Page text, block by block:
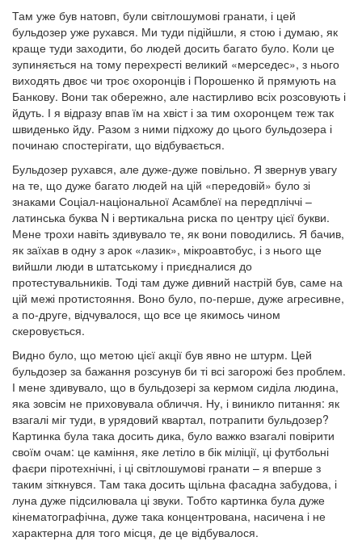
Там уже був натовп, були світлошумові гранати, і цей
бульдозер уже рухався. Ми туди підійшли, я стою і думаю, як
краще туди заходити, бо людей досить багато було. Коли це
зупиняється на тому перехресті великий «мерседес», з нього
виходять двоє чи троє охоронців і Порошенко й прямують на
Банкову. Вони так обережно, але настирливо всіх розсовують і
йдуть. І я відразу впав їм на хвіст і за тим охоронцем теж так
швиденько йду. Разом з ними підхожу до цього бульдозера і
починаю спостерігати, що відбувається.
Бульдозер рухався, але дуже-дуже повільно. Я звернув увагу
на те, що дуже багато людей на цій «передовій» було зі
знаками Соціал-національної Асамблеї на передпліччі –
латинська буква N і вертикальна риска по центру цієї букви.
Мене трохи навіть здивувало те, як вони поводились. Я бачив,
як заїхав в одну з арок «лазик», мікроавтобус, і з нього ще
вийшли люди в штатському і приєдналися до
протестувальників. Тоді там дуже дивний настрій був, саме на
цій межі протистояння. Воно було, по-перше, дуже агресивне,
а по-друге, відчувалося, що все це якимось чином
скеровується.
Видно було, що метою цієї акції був явно не штурм. Цей
бульдозер за бажання розсунув би ті всі загорожі без проблем.
І мене здивувало, що в бульдозері за кермом сиділа людина,
яка зовсім не приховувала обличчя. Ну, і виникло питання: як
взагалі міг туди, в урядовий квартал, потрапити бульдозер?
Картинка була така досить дика, було важко взагалі повірити
своїм очам: це каміння, яке летіло в бік міліції, ці футбольні
фаєри піротехнічні, і ці світлошумові гранати – я вперше з
таким зіткнувся. Там така досить щільна фасадна забудова, і
луна дуже підсилювала ці звуки. Тобто картинка була дуже
кінематографічна, дуже така концентрована, насичена і не
характерна для того місця, де це відбувалося.